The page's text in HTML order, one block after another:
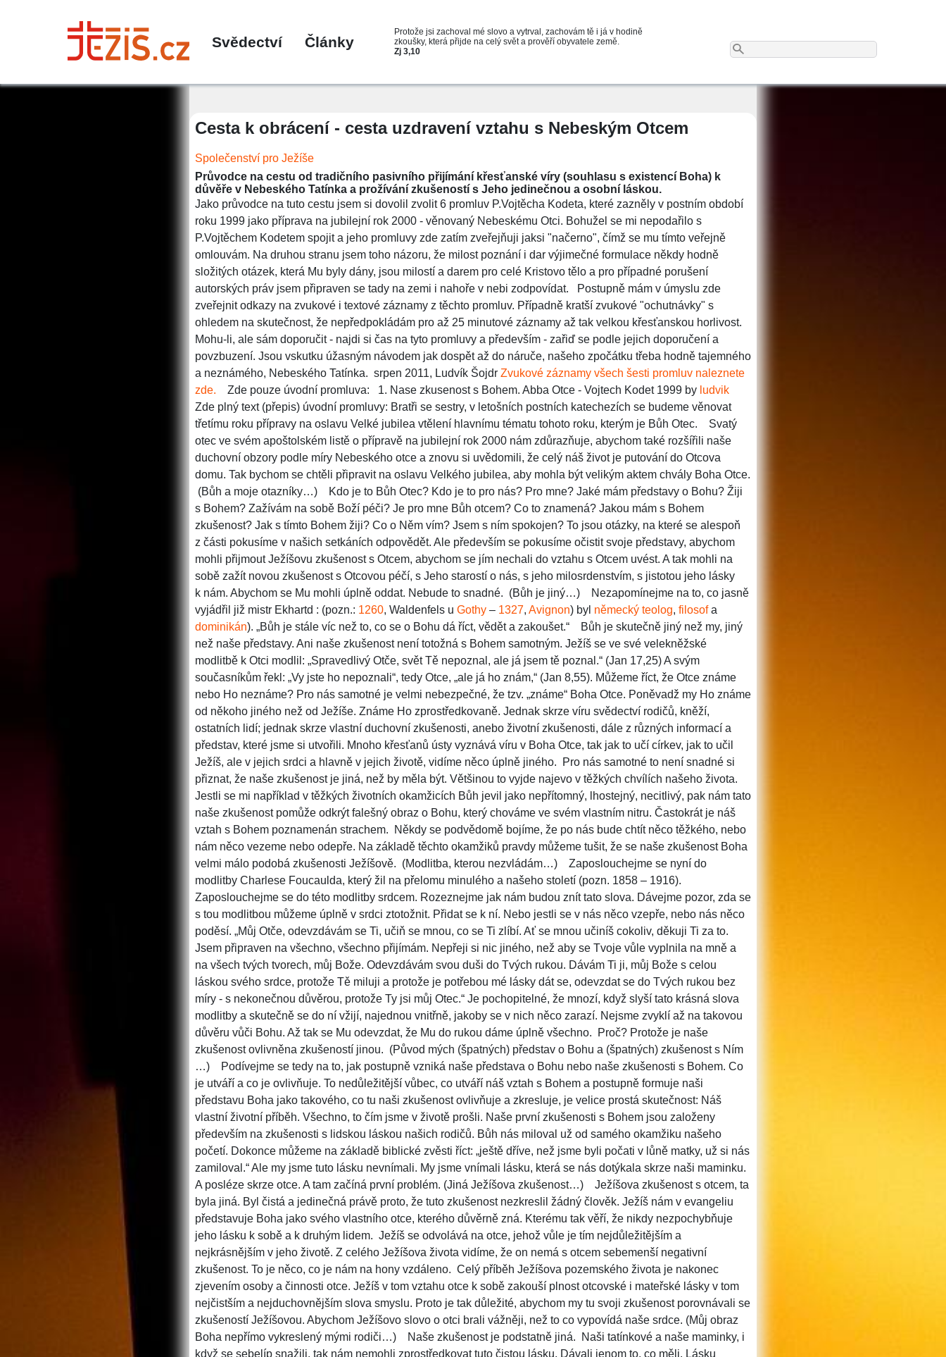
Svědectví Články
Protože jsi zachoval mé slovo a vytrval, zachovám tě i já v hodině
zkoušky, která přijde na celý svět a prověří obyvatele země.
Zj 3,10
Cesta k obrácení - cesta uzdravení vztahu s Nebeským Otcem
Společenství pro Ježíše
Průvodce na cestu od tradičního pasivního přijímání křesťanské víry (souhlasu s existencí Boha) k
důvěře v Nebeského Tatínka a prožívání zkušeností s Jeho jedinečnou a osobní láskou.
Jako průvodce na tuto cestu jsem si dovolil zvolit 6 promluv P.Vojtěcha Kodeta, které zazněly v postním období
roku 1999 jako příprava na jubilejní rok 2000 - věnovaný Nebeskému Otci. Bohužel se mi nepodařilo s
P.Vojtěchem Kodetem spojit a jeho promluvy zde zatím zveřejňuji jaksi "načerno", čímž se mu tímto veřejně
omlouvám. Na druhou stranu jsem toho názoru, že milost poznání i dar výjimečné formulace někdy hodně
složitých otázek, která Mu byly dány, jsou milostí a darem pro celé Kristovo tělo a pro případné porušení
autorských práv jsem připraven se tady na zemi i nahoře v nebi zodpovídat. Postupně mám v úmyslu zde
zveřejnit odkazy na zvukové i textové záznamy z těchto promluv. Případně kratší zvukové "ochutnávky" s
ohledem na skutečnost, že nepředpokládám pro až 25 minutové záznamy až tak velkou křesťanskou horlivost.
Mohu-li, ale sám doporučit - najdi si čas na tyto promluvy a především - zařiď se podle jejich doporučení a
povzbuzení. Jsou vskutku úžasným návodem jak dospět až do náruče, našeho zpočátku třeba hodně tajemného
a neznámého, Nebeského Tatínka. srpen 2011, Ludvík Šojdr Zvukové záznamy všech šesti promluv naleznete
zde. Zde pouze úvodní promluva: 1. Nase zkusenost s Bohem. Abba Otce - Vojtech Kodet 1999 by ludvik
Zde plný text (přepis) úvodní promluvy: Bratři se sestry, v letošních postních katechezích se budeme věnovat
třetímu roku přípravy na oslavu Velké jubilea vtělení hlavnímu tématu tohoto roku, kterým je Bůh Otec.
Svatý
otec ve svém apoštolském listě o přípravě na jubilejní rok 2000 nám zdůrazňuje, abychom také rozšířili naše
duchovní obzory podle míry Nebeského otce a znovu si uvědomili, že celý náš život je putování do Otcova
domu. Tak bychom se chtěli připravit na oslavu Velkého jubilea, aby mohla být velikým aktem chvály Boha Otce.
(Bůh a moje otazníky…)
Kdo je to Bůh Otec? Kdo je to pro nás? Pro mne? Jaké mám představy o Bohu? Žiji
s Bohem? Zažívám na sobě Boží péči? Je pro mne Bůh otcem? Co to znamená? Jakou mám s Bohem
zkušenost? Jak s tímto Bohem žiji? Co o Něm vím? Jsem s ním spokojen? To jsou otázky, na které se alespoň
z části pokusíme v našich setkáních odpovědět. Ale především se pokusíme očistit svoje představy, abychom
mohli přijmout Ježíšovu zkušenost s Otcem, abychom se jím nechali do vztahu s Otcem uvést. A tak mohli na
sobě zažít novou zkušenost s Otcovou péčí, s Jeho starostí o nás, s jeho milosrdenstvím, s jistotou jeho lásky
k nám. Abychom se Mu mohli úplně oddat. Nebude to snadné. (Bůh je jiný…)
Nezapomínejme na to, co jasně
vyjádřil již mistr Ekhartd : (pozn.: 1260, Waldenfels u Gothy– 1327, Avignon) byl německý teolog, filosofa
dominikán). „Bůh je stále víc než to, co se o Bohu dá říct, vědět a zakoušet.“
Bůh je skutečně jiný než my, jiný
než naše představy. Ani naše zkušenost není totožná s Bohem samotným. Ježíš se ve své velekněžské
modlitbě k Otci modlil: „Spravedlivý Otče, svět Tě nepoznal, ale já jsem tě poznal.“ (Jan 17,25) A svým
současníkům řekl: „Vy jste ho nepoznali“, tedy Otce, „ale já ho znám,“ (Jan 8,55). Můžeme říct, že Otce známe
nebo Ho neznáme? Pro nás samotné je velmi nebezpečné, že tzv. „známe“ Boha Otce. Poněvadž my Ho známe
od někoho jiného než od Ježíše. Známe Ho zprostředkovaně. Jednak skrze víru svědectví rodičů, kněží,
ostatních lidí; jednak skrze vlastní duchovní zkušenosti, anebo životní zkušenosti, dále z různých informací a
představ, které jsme si utvořili. Mnoho křesťanů ústy vyznává víru v Boha Otce, tak jak to učí církev, jak to učil
Ježíš, ale v jejich srdci a hlavně v jejich životě, vidíme něco úplně jiného.
Pro nás samotné to není snadné si
přiznat, že naše zkušenost je jiná, než by měla být. Většinou to vyjde najevo v těžkých chvílích našeho života.
Jestli se mi například v těžkých životních okamžicích Bůh jevil jako nepřítomný, lhostejný, necitlivý, pak nám tato
naše zkušenost pomůže odkrýt falešný obraz o Bohu, který chováme ve svém vlastním nitru. Častokrát je náš
vztah s Bohem poznamenán strachem.
Někdy se podvědomě bojíme, že po nás bude chtít něco těžkého, nebo
nám něco vezeme nebo odepře. Na základě těchto okamžiků pravdy můžeme tušit, že se naše zkušenost Boha
velmi málo podobá zkušenosti Ježíšově. (Modlitba, kterou nezvládám…)
Zaposlouchejme se nyní do
modlitby Charlese Foucaulda, který žil na přelomu minulého a našeho století (pozn. 1858 – 1916).
Zaposlouchejme se do této modlitby srdcem. Rozeznejme jak nám budou znít tato slova. Dávejme pozor, zda se
s tou modlitbou můžeme úplně v srdci ztotožnit. Přidat se k ní. Nebo jestli se v nás něco vzepře, nebo nás něco
poděsí. „Můj Otče, odevzdávám se Ti, učiň se mnou, co se Ti zlíbí. Ať se mnou učiníš cokoliv, děkuji Ti za to.
Jsem připraven na všechno, všechno přijímám. Nepřeji si nic jiného, než aby se Tvoje vůle vyplnila na mně a
na všech tvých tvorech, můj Bože. Odevzdávám svou duši do Tvých rukou. Dávám Ti ji, můj Bože s celou
láskou svého srdce, protože Tě miluji a protože je potřebou mé lásky dát se, odevzdat se do Tvých rukou bez
míry - s nekonečnou důvěrou, protože Ty jsi můj Otec.“ Je pochopitelné, že mnozí, když slyší tato krásná slova
modlitby a skutečně se do ní vžijí, najednou vnitřně, jakoby se v nich něco zarazí. Nejsme zvyklí až na takovou
důvěru vůči Bohu. Až tak se Mu odevzdat, že Mu do rukou dáme úplně všechno.
Proč? Protože je naše
zkušenost ovlivněna zkušeností jinou. (Původ mých (špatných) představ o Bohu a (špatných) zkušenost s Ním
…)
Podívejme se tedy na to, jak postupně vzniká naše představa o Bohu nebo naše zkušenosti s Bohem. Co
je utváří a co je ovlivňuje. To nedůležitější vůbec, co utváří náš vztah s Bohem a postupně formuje naši
představu Boha jako takového, co tu naši zkušenost ovlivňuje a zkresluje, je velice prostá skutečnost: Náš
vlastní životní příběh. Všechno, to čím jsme v životě prošli. Naše první zkušenosti s Bohem jsou založeny
především na zkušenosti s lidskou láskou našich rodičů. Bůh nás miloval už od samého okamžiku našeho
početí. Dokonce můžeme na základě biblické zvěsti říct: „ještě dříve, než jsme byli počati v lůně matky, už si nás
zamiloval.“ Ale my jsme tuto lásku nevnímali. My jsme vnímali lásku, která se nás dotýkala skrze naši maminku.
A posléze skrze otce. A tam začíná první problém. (Jiná Ježíšova zkušenost…)
Ježíšova zkušenost s otcem, ta
byla jiná. Byl čistá a jedinečná právě proto, že tuto zkušenost nezkreslil žádný člověk. Ježíš nám v evangeliu
představuje Boha jako svého vlastního otce, kterého důvěrně zná. Kterému tak věří, že nikdy nezpochybňuje
jeho lásku k sobě a k druhým lidem. Ježíš se odvolává na otce, jehož vůle je tím nejdůležitějším a
nejkrásnějším v jeho životě. Z celého Ježíšova života vidíme, že on nemá s otcem sebemenší negativní
zkušenost. To je něco, co je nám na hony vzdáleno. Celý příběh Ježíšova pozemského života je nakonec
zjevením osoby a činnosti otce. Ježíš v tom vztahu otce k sobě zakouší plnost otcovské i mateřské lásky v tom
nejčistším a nejduchovnějším slova smyslu. Proto je tak důležité, abychom my tu svoji zkušenost porovnávali se
zkušeností Ježíšovou. Abychom Ježíšovo slovo o otci brali vážněji, než to co vypovídá naše srdce. (Můj obraz
Boha nepřímo vykreslený mými rodiči…)
Naše zkušenost je podstatně jiná.
Naši tatínkové a naše maminky, i
když se sebelíp snažili, tak nám nemohli zprostředkovat tuto čistou lásku. Dávali jenom to, co měli. Lásku